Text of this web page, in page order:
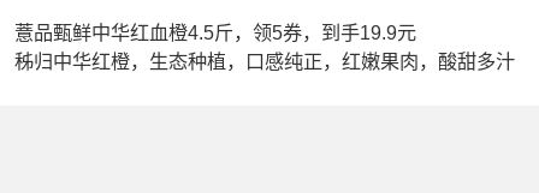
薏品甄鲜中华红血橙4.5斤，领5券，到手19.9元
秭归中华红橙，生态种植，口感纯正，红嫩果肉，酸甜多汁